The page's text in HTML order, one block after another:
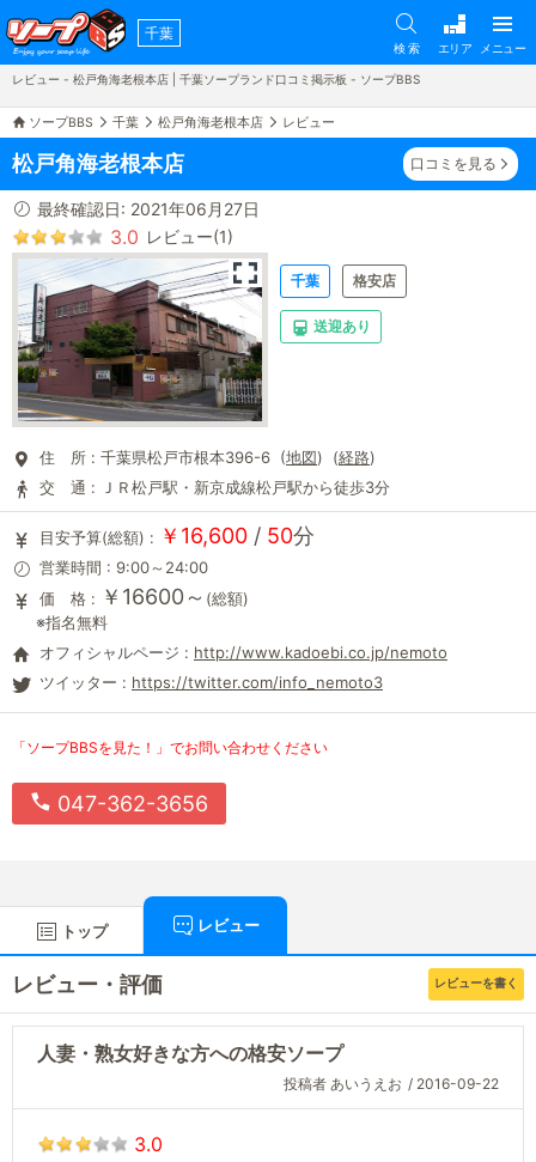
千葉
検 索 エリア メニュー
レビュー - 松戸角海老根本店 | 千葉ソープランド口コミ掲示板 - ソープBBS
ソープBBS 千葉 松戸角海老根本店 レビュー
松戸角海老根本店 口コミを見る
最終確認日: 2021年06月27日
3.0 レビュー(1)
千葉 格安店
送迎あり
住 所 : 千葉県松戸市根本396-6 (地図) (経路)
交 通 :
ＪＲ松戸駅・新京成線松戸駅から徒歩3分
目安予算(総額) : ￥16,600 / 50分
営業時間 : 9:00～24:00
価 格 : ￥16600～ (総額)
※指名無料
オフィシャルページ : http://www.kadoebi.co.jp/nemoto
ツイッター : https://twitter.com/info_nemoto3
「ソープBBSを見た！」でお問い合わせください
047-362-3656
トップ レビュー
レビュー・評価 レビューを書く
人妻・熟女好きな方への格安ソープ
投稿者 あいうえお / 2016-09-22
3.0